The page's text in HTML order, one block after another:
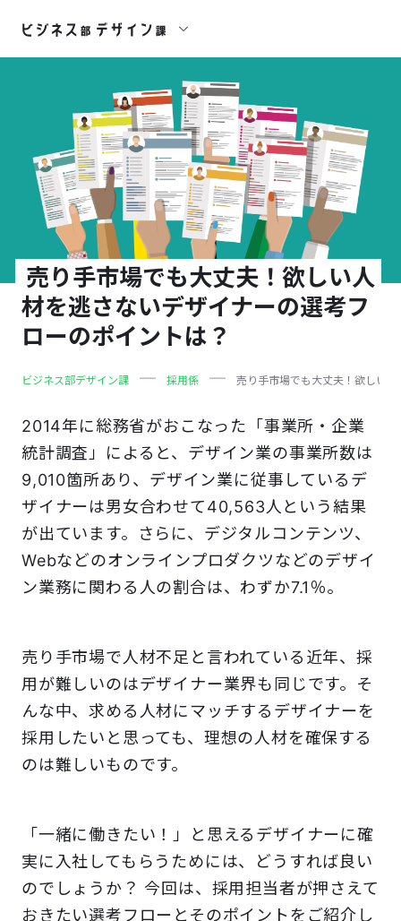
売り手市場でも大丈夫！欲しい人
材を逃さないデザイナーの選考フ
ローのポイントは？
ビジネス部デザイン課 採用係 売り手市場でも大丈夫！欲しい
2014年に総務省がおこなった「事業所・企業
統計調査」によると、デザイン業の事業所数は
9,010箇所あり、デザイン業に従事しているデ
ザイナーは男女合わせて40,563人という結果
が出ています。さらに、デジタルコンテンツ、
Webなどのオンラインプロダクツなどのデザイ
ン業務に関わる人の割合は、わずか7.1％。
売り手市場で人材不足と言われている近年、採
用が難しいのはデザイナー業界も同じです。そ
んな中、求める人材にマッチするデザイナーを
採用したいと思っても、理想の人材を確保する
のは難しいものです。
「一緒に働きたい！」と思えるデザイナーに確
実に入社してもらうためには、どうすれば良い
のでしょうか？ 今回は、採用担当者が押さえて
おきたい選考フローとそのポイントをご紹介し